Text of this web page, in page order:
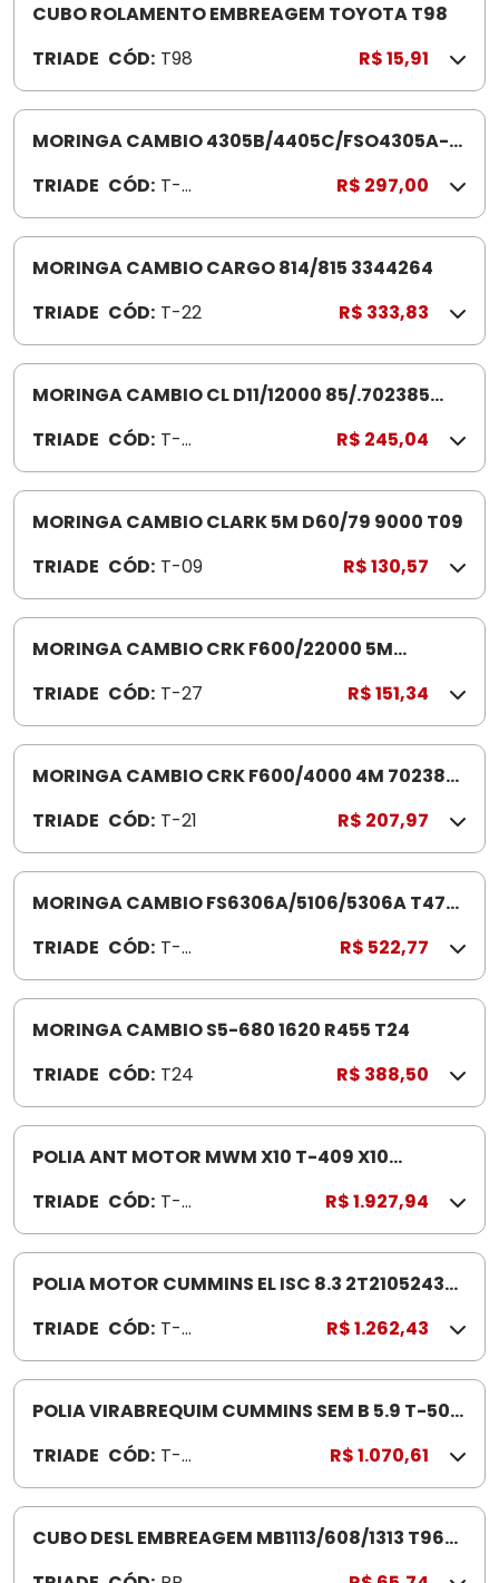
CUBO ROLAMENTO EMBREAGEM TOYOTA T98
TRIADE CÓD: T98 R$ 15,91
MORINGA CAMBIO 4305B/4405C/FSO4305A-
TRIADE CÓD: T-
58
R$ 297,00
MORINGA CAMBIO CARGO 814/815 3344264
TRIADE CÓD: T-22 R$ 333,83
MORINGA CAMBIO CL D11/12000 85/.702385
TRIADE CÓD: T-
04
R$ 245,04
MORINGA CAMBIO CLARK 5M D60/79 9000 T09
TRIADE CÓD: T-09 R$ 130,57
MORINGA CAMBIO CRK F600/22000 5M
TRIADE CÓD: T-27 R$ 151,34
MORINGA CAMBIO CRK F600/4000 4M 702386
TRIADE CÓD: T-21 R$ 207,97
MORINGA CAMBIO FS6306A/5106/5306A T47
TRIADE CÓD: T-
47
R$ 522,77
MORINGA CAMBIO S5-680 1620 R455 T24
TRIADE CÓD: T24 R$ 388,50
POLIA ANT MOTOR MWM X10 T-409 X10
TRIADE CÓD: T-
409
R$ 1.927,94
POLIA MOTOR CUMMINS EL ISC 8.3 2T2105243
TRIADE CÓD: T-
501
R$ 1.262,43
POLIA VIRABREQUIM CUMMINS SEM B 5.9 T-502
TRIADE CÓD: T-
502
R$ 1.070,61
CUBO DESL EMBREAGEM MB1113/608/1313 T96